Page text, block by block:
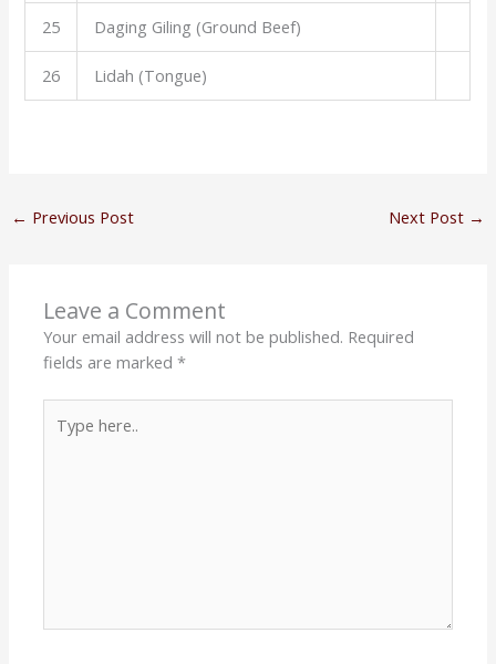
25 Daging Giling (Ground Beef)
26 Lidah (Tongue)
← Previous Post Next Post →
Leave a Comment
Your email address will not be published. Required
fields are marked*
here..